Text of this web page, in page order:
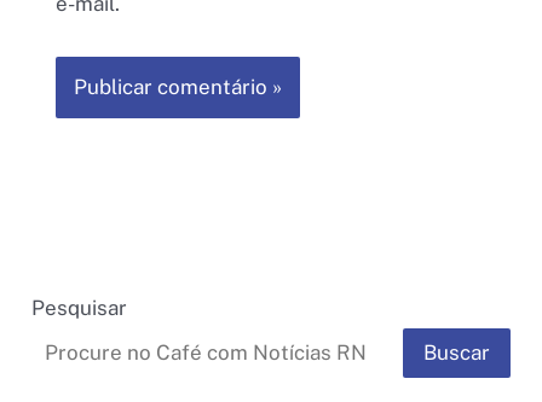
Pesquisar
Buscar